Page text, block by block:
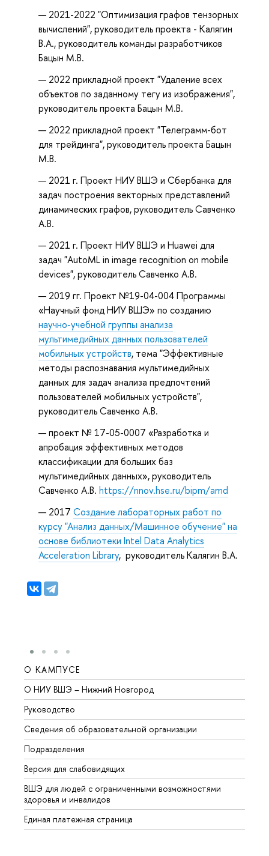
оформить
цитату:
ПРОЦЕССЕ
ОБУЧЕНИЯ
СТУДЕНТОВ
ВУЗА
//
Личность,
семья
общество:
вопросы
педагогики
и
психологии:
сб.
ст.
матер.
XXXVIII
междунар.
науч.-
практ.
конф.
№
3(38).
–
Новосибирск:
СибАК,
201
2021-2022 "Оптимизация графов тензорных
вычислений", руководитель проекта - Калягин
В.А., руководитель команды разработчиков
Бацын М.В.
2022 прикладной проект "Удаление всех
объектов по заданному тегу из изображения",
руководитель проекта Бацын М.В.
2022 прикладной проект "Телеграмм-бот
для трейдинга", руководитель проекта Бацын
М.В.
2021 г. Проект НИУ ВШЭ и Сбербанка для
задач построения векторных представлений
динамических графов, руководитель Савченко
А.В.
2021 г. Проект НИУ ВШЭ и Huawei для
задач "AutoML in image recognition on mobile
devices", руководитель Савченко А.В.
2019 гг. Проект №19-04-004 Программы
«Научный фонд НИУ ВШЭ» по созданию
научно-учебной группы анализа
мультимедийных данных пользователей
мобильных устройств, тема "Эффективные
методы распознавания мультимедийных
данных для задач анализа предпочтений
пользователей мобильных устройств",
руководитель Савченко А.В.
проект № 17-05-0007 «Разработка и
апробация эффективных методов
классификации для больших баз
мультимедийных данных», руководитель
Савченко А.В.https://nnov.hse.ru/bipm/amd
2017Создание лабораторных работ по
курсу "Анализ данных/Машинное обучение" на
основе библиотеки Intel Data Analytics
Acceleration Library, руководитель Калягин В.А.
О КАМПУСЕ
О НИУ ВШЭ – Нижний Новгород
Руководство
Сведения об образовательной организации
Подразделения
Версия для слабовидящих
ВШЭ для людей с ограниченными возможностями
здоровья и инвалидов
Единая платежная страница